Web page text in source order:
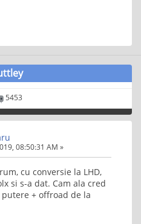
5453
08:50:31 AM »
cu conversie la LHD,
si s-a dat. Cam ala cred
+ offroad de la